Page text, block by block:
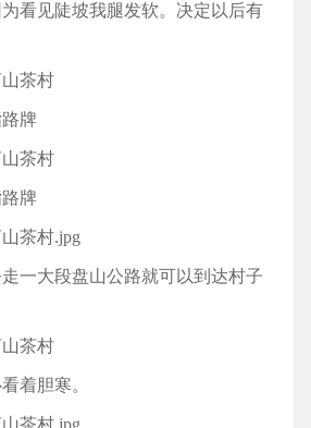
看见陡坡我腿发软。决定以后有
牌
牌
一大段盘山公路就可以到达村子
着胆寒。